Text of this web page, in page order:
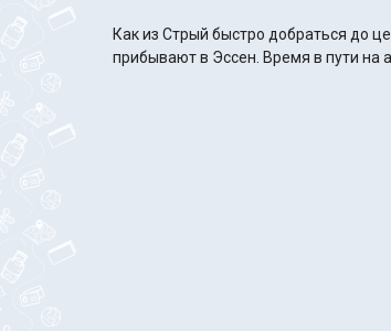
Как из Стрый быстро добраться до
прибывают в Эссен. Время в пути на